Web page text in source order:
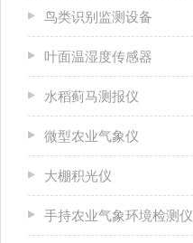
鸟类识别监测设备
叶面温湿度传感器
水稻蓟马测报仪
微型农业气象仪
大棚积光仪
手持农业气象环境检测仪